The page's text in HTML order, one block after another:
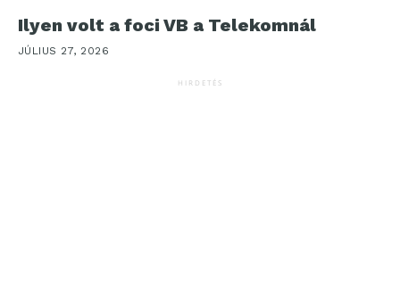
Ilyen volt a foci VB a Telekomnál
JÚLIUS 27, 2026
HIRDETÉS